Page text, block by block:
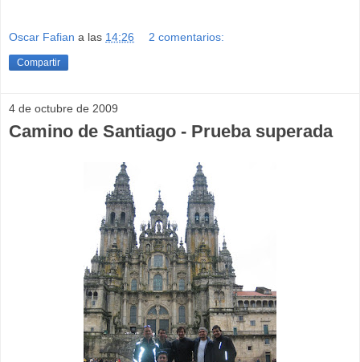
Oscar Fafian a las 14:26 2 comentarios:
Compartir
4 de octubre de 2009
Camino de Santiago - Prueba superada